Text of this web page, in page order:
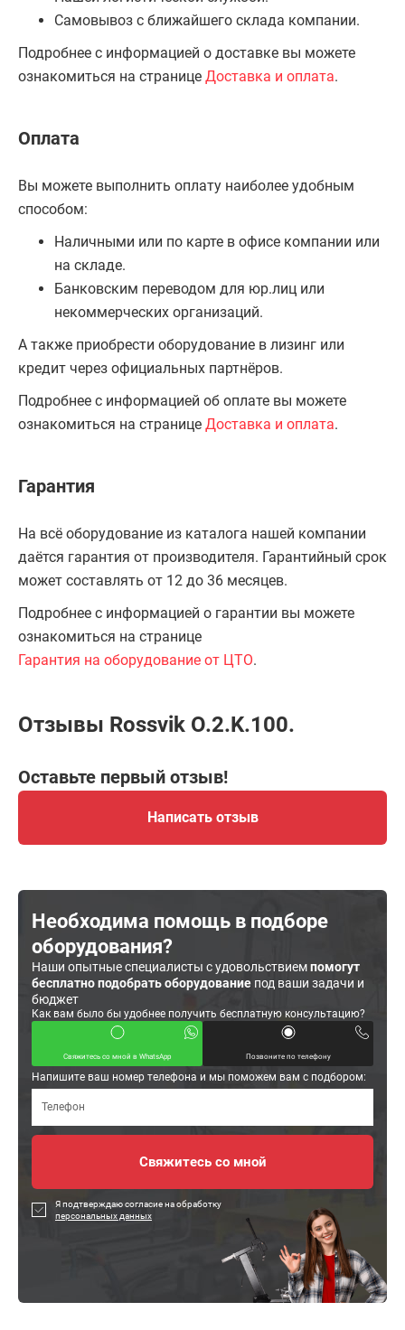
Самовывоз с ближайшего склада компании.
Подробнее с информацией о доставке вы можете
ознакомиться на странице Доставка и оплата.
Оплата
Вы можете выполнить оплату наиболее удобным
способом:
Наличными или по карте в офисе компании или
на складе.
Банковским переводом для юр.лиц или
некоммерческих организаций.
А также приобрести оборудование в лизинг или
кредит через официальных партнёров.
Подробнее с информацией об оплате вы можете
ознакомиться на странице Доставка и оплата.
Гарантия
На всё оборудование из каталога нашей компании
даётся гарантия от производителя. Гарантийный срок
может составлять от 12 до 36 месяцев.
Подробнее с информацией о гарантии вы можете
ознакомиться на странице
Гарантия на оборудование от ЦТО.
Отзывы Rossvik O.2.K.100.
Оставьте первый отзыв!
Написать отзыв
Необходима помощь в подборе
оборудования?
Наши опытные специалисты с удовольствиемпомогут
бесплатно подобрать оборудование под ваши задачи и
бюджет
Как вам было бы удобнее получить бесплатную консультацию?
Свяжитесь со мной в WhatsApp Позвоните по телефону
Напишите ваш номер телефона и мы поможем вам с подбором:
Я подтверждаю согласие на обработку
персональных данных